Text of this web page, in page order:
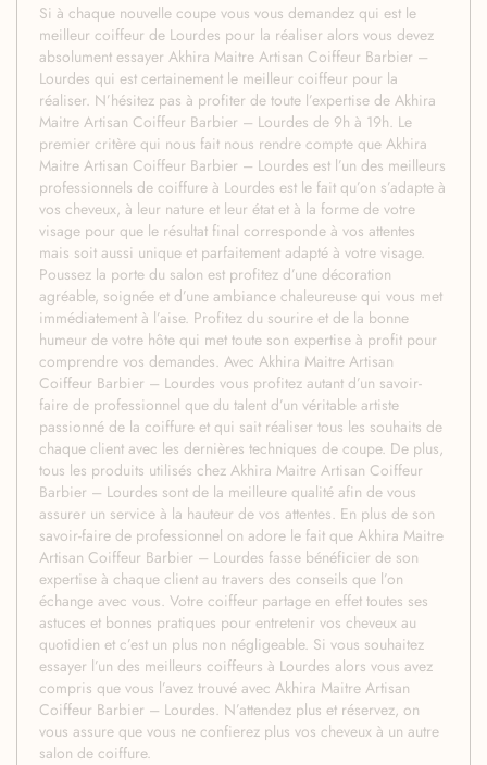
Si à chaque nouvelle coupe vous vous demandez qui est le
meilleur coiffeur de Lourdes pour la réaliser alors vous devez
absolument essayer Akhira Maitre Artisan Coiffeur Barbier –
Lourdes qui est certainement le meilleur coiffeur pour la
réaliser. N’hésitez pas à profiter de toute l’expertise de Akhira
Maitre Artisan Coiffeur Barbier – Lourdes de 9h à 19h. Le
premier critère qui nous fait nous rendre compte que Akhira
Maitre Artisan Coiffeur Barbier – Lourdes est l’un des meilleurs
professionnels de coiffure à Lourdes est le fait qu’on s’adapte à
vos cheveux, à leur nature et leur état et à la forme de votre
visage pour que le résultat final corresponde à vos attentes
mais soit aussi unique et parfaitement adapté à votre visage.
Poussez la porte du salon est profitez d’une décoration
agréable, soignée et d’une ambiance chaleureuse qui vous met
immédiatement à l’aise. Profitez du sourire et de la bonne
humeur de votre hôte qui met toute son expertise à profit pour
comprendre vos demandes. Avec Akhira Maitre Artisan
Coiffeur Barbier – Lourdes vous profitez autant d’un savoir-
faire de professionnel que du talent d’un véritable artiste
passionné de la coiffure et qui sait réaliser tous les souhaits de
chaque client avec les dernières techniques de coupe. De plus,
tous les produits utilisés chez Akhira Maitre Artisan Coiffeur
Barbier – Lourdes sont de la meilleure qualité afin de vous
assurer un service à la hauteur de vos attentes. En plus de son
savoir-faire de professionnel on adore le fait que Akhira Maitre
Artisan Coiffeur Barbier – Lourdes fasse bénéficier de son
expertise à chaque client au travers des conseils que l’on
échange avec vous. Votre coiffeur partage en effet toutes ses
astuces et bonnes pratiques pour entretenir vos cheveux au
quotidien et c’est un plus non négligeable. Si vous souhaitez
essayer l’un des meilleurs coiffeurs à Lourdes alors vous avez
compris que vous l’avez trouvé avec Akhira Maitre Artisan
Coiffeur Barbier – Lourdes. N’attendez plus et réservez, on
vous assure que vous ne confierez plus vos cheveux à un autre
salon de coiffure.